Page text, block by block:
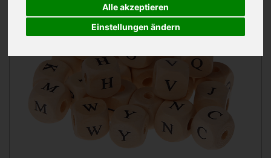
Alle akzeptieren
Einstellungen ändern